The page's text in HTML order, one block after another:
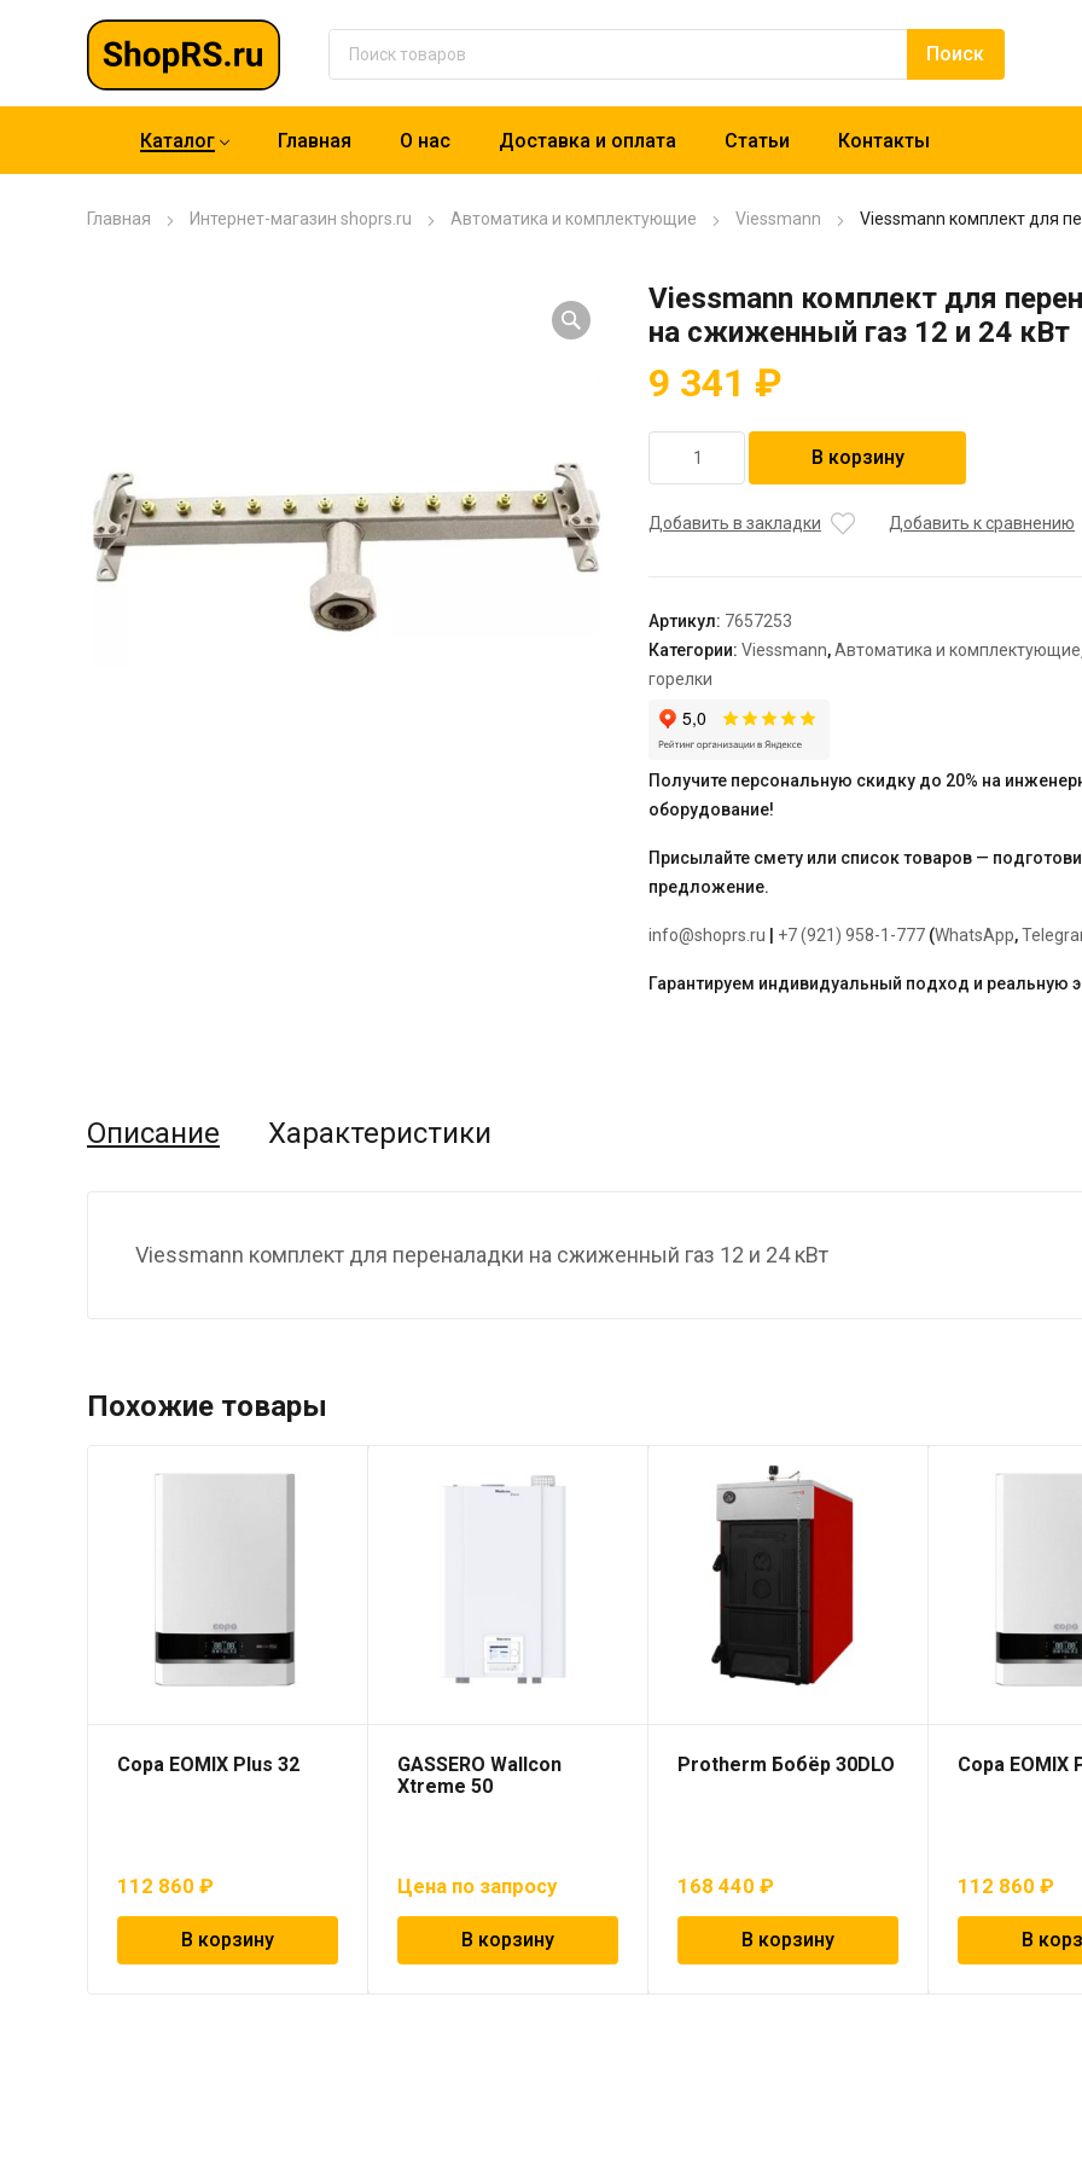
Каталог Главная О нас Доставка и оплата Статьи Контакты
Главная Интернет-магазин shoprs.ru Автоматика и комплектующие Viessmann Viessmann комплект для
Viessmann комплект для
на сжиженный газ 12 и 24 кВт
9 341 ₽
товара
комплект
сжиженный
газ
12
24
В корзину
Добавить в закладки Добавить к сравнению
Артикул: 7657253
Категории: Viessmann,Автоматика и комплектующие
горелки
Получите персональную скидку до 20% на
оборудование!
Присылайте смету или список товаров —
предложение.
info@shoprs.ru +7 (921) 958-1-777 (WhatsApp,
Гарантируем индивидуальный подход и реальную
Описание Характеристики
Viessmann комплект для переналадки на сжиженный газ 12 и 24 кВт
Похожие товары
Copa EOMIX Plus 32
112 860 ₽
В корзину
GASSERO Wallcon
Xtreme 50
Цена по запросу
В корзину
Protherm Бобёр 30DLO
168 440₽
В корзину
Copa EOMIX
112 860₽
В